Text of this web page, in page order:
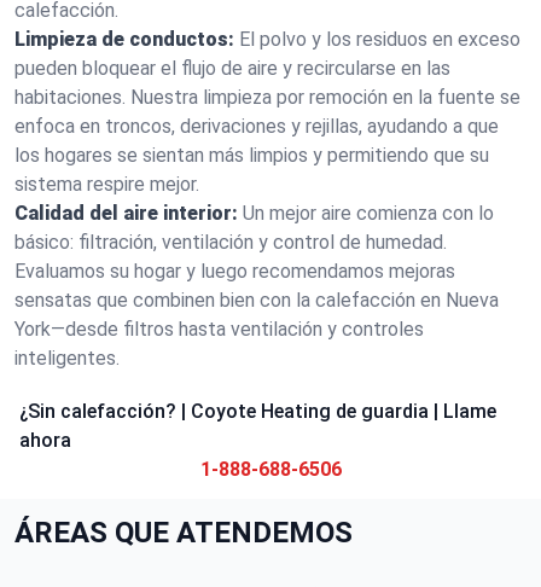
calefacción.
Limpieza de conductos: El polvo y los residuos en exceso
pueden bloquear el flujo de aire y recircularse en las
habitaciones. Nuestra limpieza por remoción en la fuente se
enfoca en troncos, derivaciones y rejillas, ayudando a que
los hogares se sientan más limpios y permitiendo que su
sistema respire mejor.
Calidad del aire interior: Un mejor aire comienza con lo
básico: filtración, ventilación y control de humedad.
Evaluamos su hogar y luego recomendamos mejoras
sensatas que combinen bien con la calefacción en Nueva
York—desde filtros hasta ventilación y controles
inteligentes.
¿Sin calefacción? | Coyote Heating de guardia | Llame
ahora
1-888-688-6506
ÁREAS QUE ATENDEMOS